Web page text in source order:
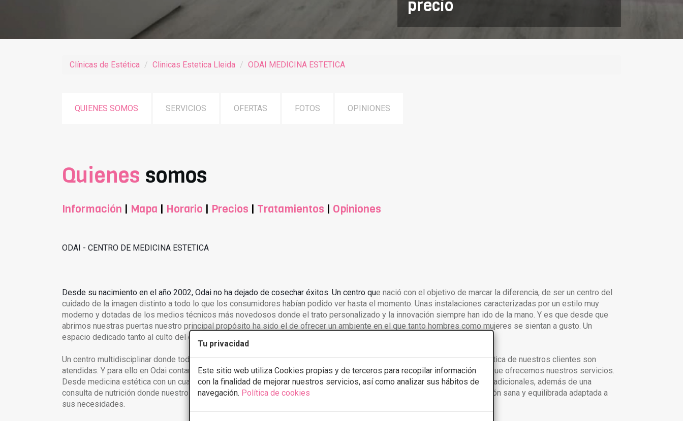
Tu privacidad
Este sitio web utiliza Cookies propias y de terceros para recopilar información
con la finalidad de mejorar nuestros servicios, así como analizar sus hábitos de
navegación. Política de cookies
precio
Clínicas de Estética Clinicas Estetica Lleida ODAI MEDICINA ESTETICA
QUIENES SOMOS SERVICIOS OFERTAS FOTOS OPINIONES
Quienes somos
Información | Mapa | Horario | Precios | Tratamientos | Opiniones
ODAI - CENTRO DE MEDICINA ESTETICA
Desde su nacimiento en el año 2002, Odai no ha dejado de cosechar éxitos. Un centro que nació con el objetivo de marcar la diferencia, de ser un centro del
cuidado de la imagen distinto a todo lo que los consumidores habían podido ver hasta el momento. Unas instalaciones caracterizadas por un estilo muy
moderno y dotadas de los medios técnicos más novedosos donde el trato personalizado y la innovación siempre han ido de la mano. Y es que desde que
abrimos nuestras puertas nuestro principal propósito ha sido el de ofrecer un ambiente en el que tanto hombres como mujeres se sientan a gusto. Un
espacio dedicado tanto al culto del cuerpo como al de la mente.
Un centro multidisciplinar donde todas las necesidades que tienen que ver con la medicina estética, el bienestar y la estética de nuestros clientes son
atendidas. Y para ello en Odai contamos con un equipo de profesionales especializados en cada una de las áreas en las que ofrecemos nuestros servicios.
Desde medicina estética con un cuadro de médicos con gran experiencía a masajes que combinan técnicas orientales y tradicionales, además de una
consulta de nutrición donde nuestros pacientes pueden recibir asesoramiento completo sobre cómo llevar una alimentación sana y equilibrada adaptada a
sus necesidades.